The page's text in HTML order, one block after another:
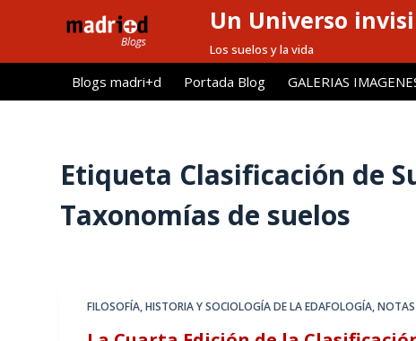
l
Un Universo
Los suelos y la vida
Blogs madri+d Portada Blog GALERIAS
Etiqueta Clasificación de
Taxonomías de suelos
FILOSOFÍA, HISTORIA Y SOCIOLOGÍA DE LA EDAFOLOGÍA,NOTAS